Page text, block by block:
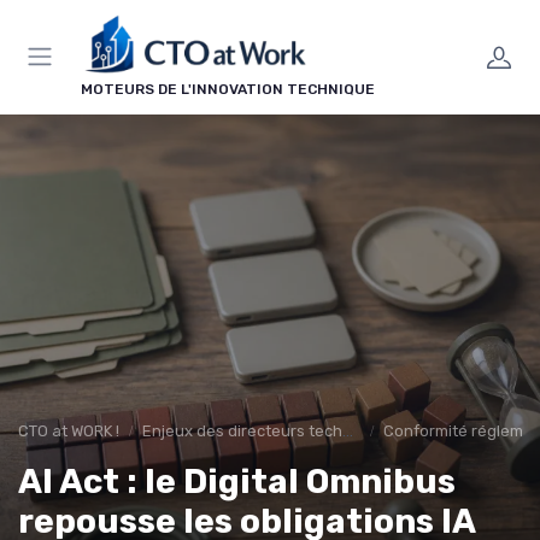
MOTEURS DE L'INNOVATION TECHNIQUE
CTO at WORK ! Enjeux des directeurs techniques Conformité
AI Act : le Digital Omnibus
repousse les obligations IA
Panneau de gestion des cookies